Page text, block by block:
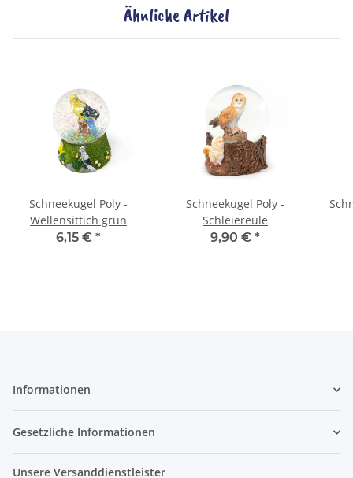
Ähnliche Artikel
Schneekugel Poly -
Wellensittich grün
6,15 € *
Schneekugel Poly -
Schleiereule
9,90 € *
Informationen
Gesetzliche Informationen
Unsere Versanddienstleister